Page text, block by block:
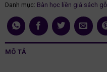
Danh mục: Bàn học liền giá sách
MÔ TẢ